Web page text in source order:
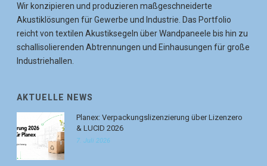
Wir konzipieren und produzieren maßgeschneiderte
Akustiklösungen für Gewerbe und Industrie. Das Portfolio
reicht von textilen Akustiksegeln über Wandpaneele bis hin zu
schallisolierenden Abtrennungen und Einhausungen für große
Industriehallen.
AKTUELLE NEWS
Planex: Verpackungslizenzierung über Lizenzero
& LUCID 2026
7. Juli 2026